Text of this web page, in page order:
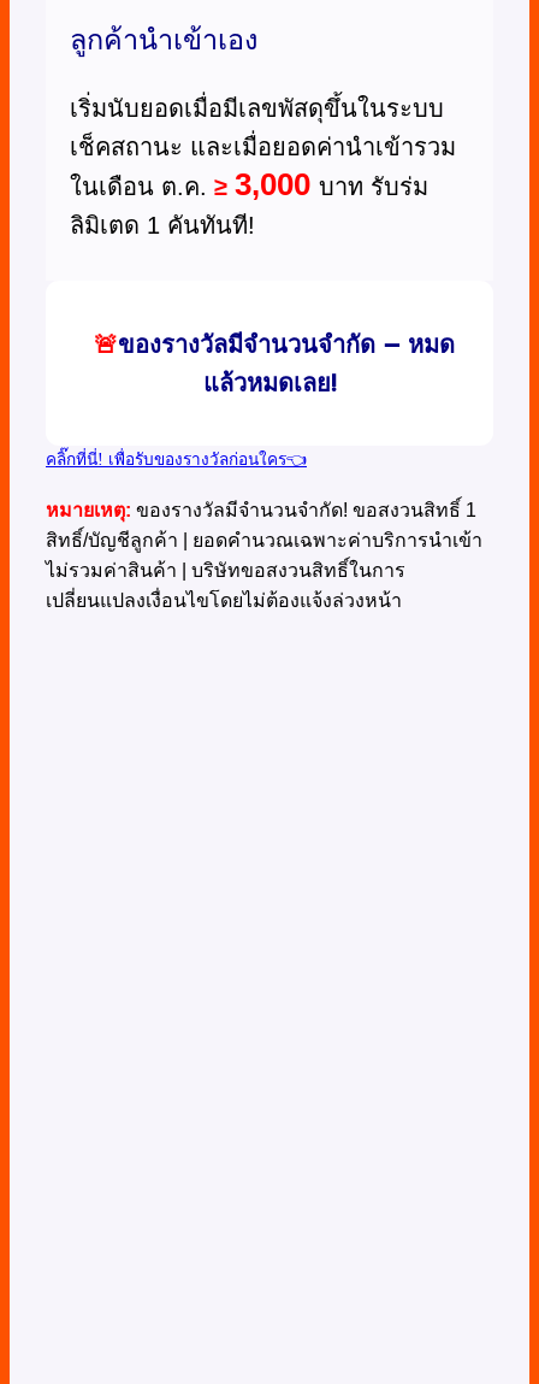
ลูกค้านำเข้าเอง
เริ่มนับยอดเมื่อมีเลขพัสดุขึ้นในระบบ
เช็คสถานะ และเมื่อยอดค่านำเข้ารวม
ในเดือน ต.ค. ≥ 3,000 บาท รับร่ม
ลิมิเตด 1 คันทันที!
🚨ของรางวัลมีจำนวนจำกัด – หมด
แล้วหมดเลย!
คลิ๊กที่นี่! เพื่อรับของรางวัลก่อนใคร👈
หมายเหตุ: ของรางวัลมีจำนวนจำกัด! ขอสงวนสิทธิ์ 1
สิทธิ์/บัญชีลูกค้า | ยอดคำนวณเฉพาะค่าบริการนำเข้า
ไม่รวมค่าสินค้า | บริษัทขอสงวนสิทธิ์ในการ
เปลี่ยนแปลงเงื่อนไขโดยไม่ต้องแจ้งล่วงหน้า